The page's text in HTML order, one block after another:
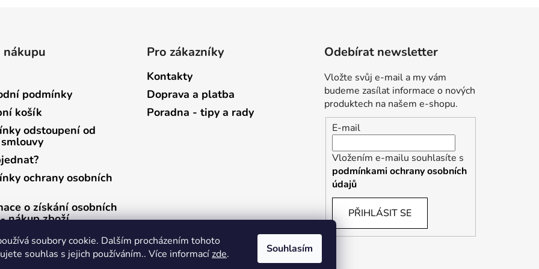
soubory cookie. Dalším procházením tohoto
souhlas s jejich používáním.. Více informacízde. Souhlasím
nákupu
podmínky
košík
odstoupení od
ochrany osobních
o získání osobních
nákup zboží
o získání osobních
zasílání newsletterů
Pro zákazníky
Kontakty
Doprava a platba
Poradna - tipy a rady
Odebírat newsletter
Vložte svůj e-mail a my vám
budeme zasílat informace o nových
produktech na našem e-shopu.
E-mail
Vložením e-mailu souhlasíte s
podmínkami ochrany osobních
údajů
PŘIHLÁSIT SE